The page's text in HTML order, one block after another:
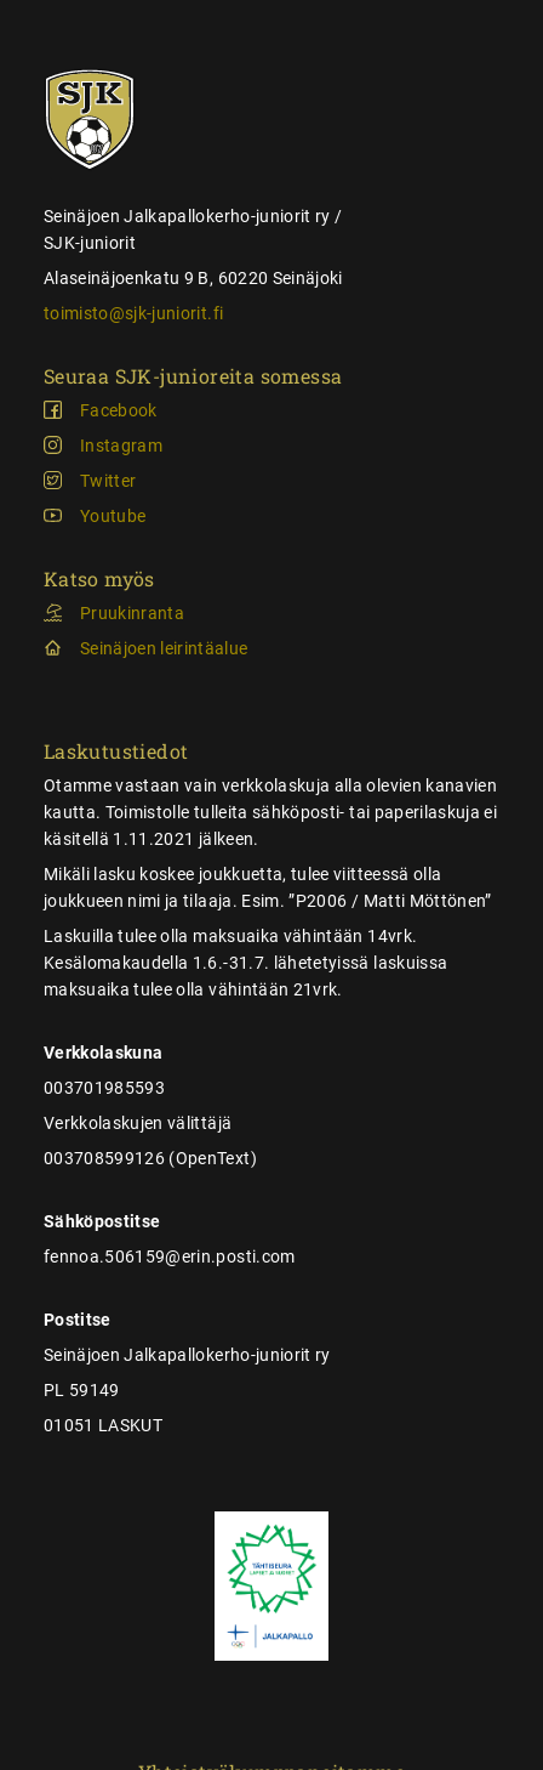
SJK-
juniorit
Seinäjoen Jalkapallokerho-juniorit ry /
SJK-juniorit
Alaseinäjoenkatu 9 B, 60220 Seinäjoki
toimisto@sjk-juniorit.fi
Seuraa SJK-junioreita somessa
Facebook
Instagram
Twitter
Youtube
Katso myös
Pruukinranta
Seinäjoen leirintäalue
Laskutustiedot
Otamme vastaan vain verkkolaskuja alla olevien kanavien
kautta. Toimistolle tulleita sähköposti- tai paperilaskuja ei
käsitellä 1.11.2021 jälkeen.
Mikäli lasku koskee joukkuetta, tulee viitteessä olla
joukkueen nimi ja tilaaja. Esim. ”P2006 / Matti Möttönen”
Laskuilla tulee olla maksuaika vähintään 14vrk.
Kesälomakaudella 1.6.-31.7. lähetetyissä laskuissa
maksuaika tulee olla vähintään 21vrk.
Verkkolaskuna
003701985593
Verkkolaskujen välittäjä
003708599126 (OpenText)
Sähköpostitse
fennoa.506159@erin.posti.com
Postitse
Seinäjoen Jalkapallokerho-juniorit ry
PL 59149
01051 LASKUT